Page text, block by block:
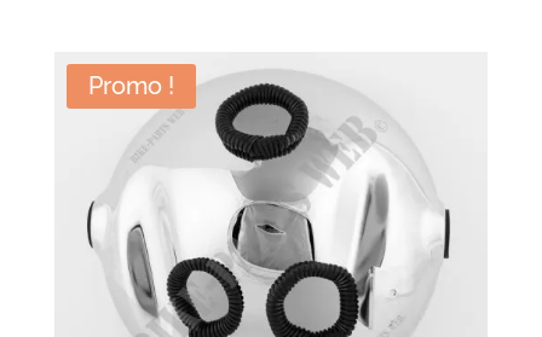
Promo !